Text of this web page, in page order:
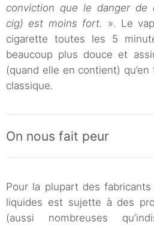
conviction que le danger de
cig) est moins fort. ». Le
cigarette toutes les 5
beaucoup plus douce et
(quand elle en contient)
classique.
On nous fait peur
Pour la plupart des
liquides est sujette à des
(aussi nombreuses